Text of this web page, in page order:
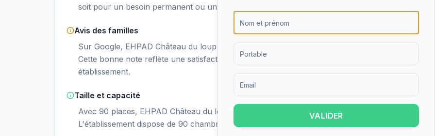
soit pour un besoin permanent ou un répit temporaire.
Avis des familles
Sur Google, EHPAD Château du loup obtient une note de 3.5/5 basée sur 37 avis.
Cette bonne note reflète une satisfaction globale des familles qui ont choisi cet
établissement.
Taille et capacité
Avec 90 places, EHPAD Château du loup est un établissement de taille moyenne.
L'établissement dispose de 90 chambres.
VALIDER